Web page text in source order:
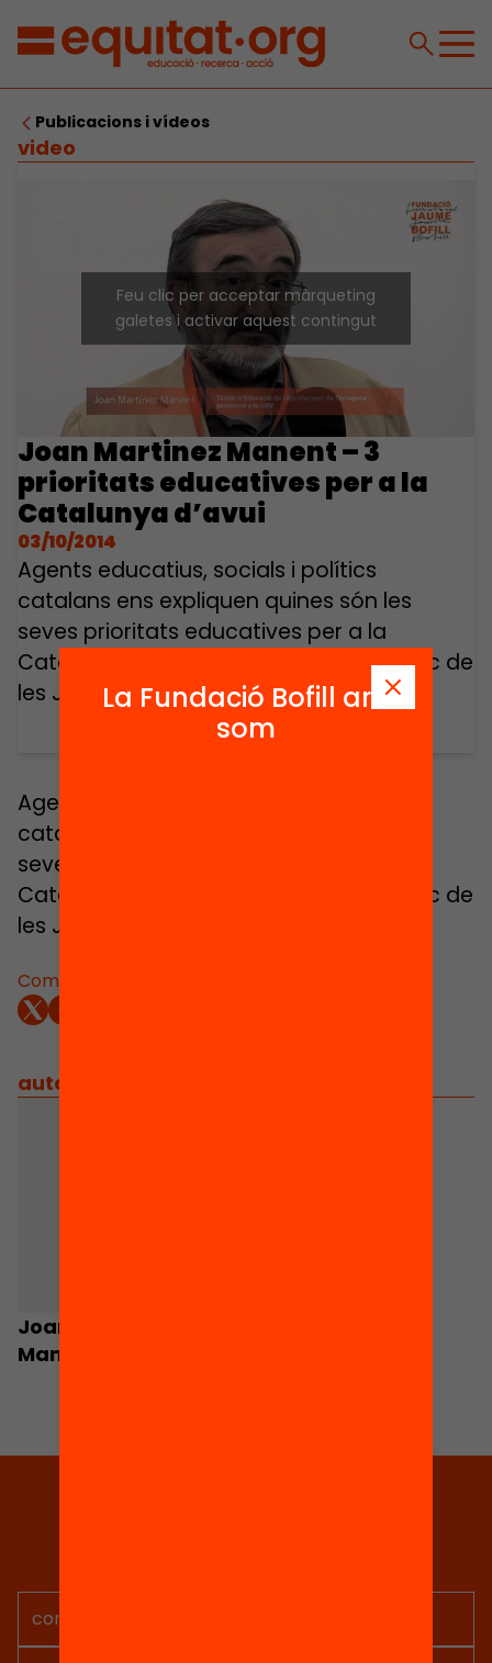
Publicacions i vídeos
video
Feu clic per acceptar màrqueting
galetes i activar aquest contingut
Joan Martinez Manent – 3
prioritats educatives per a la
Catalunya d’avui
03/10/2014
Agents educatius, socials i polítics
catalans ens expliquen quines són les
seves prioritats educatives per a la
Catalunya d’avui. Intervenció en el marc de
les Jornades Educació Avui 2012.
Comparteix:
Agents educatius, socials i polítics
catalans ens expliquen quines són les
seves prioritats educatives per a la
Catalunya d’avui. Intervenció en el marc de
les Jornades Educació Avui 2012.
autors
Joan Martínez
Manent
La Fundació Bofill ara
som